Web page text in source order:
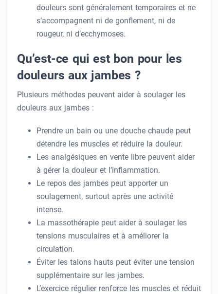
douleurs sont généralement temporaires et ne
s’accompagnent ni de gonflement, ni de
rougeur, ni d’ecchymoses.
Qu’est-ce qui est bon pour les
douleurs aux jambes ?
Plusieurs méthodes peuvent aider à soulager les
douleurs aux jambes :
Prendre un bain ou une douche chaude peut
détendre les muscles et réduire la douleur.
Les analgésiques en vente libre peuvent aider
à gérer la douleur et l’inflammation.
Le repos des jambes peut apporter un
soulagement, surtout après une activité
intense.
La massothérapie peut aider à soulager les
tensions musculaires et à améliorer la
circulation.
Éviter les talons hauts peut éviter une tension
supplémentaire sur les jambes.
L’exercice régulier renforce les muscles et réduit